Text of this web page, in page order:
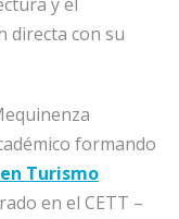
directa con su
formando
Turismo
en el CETT –